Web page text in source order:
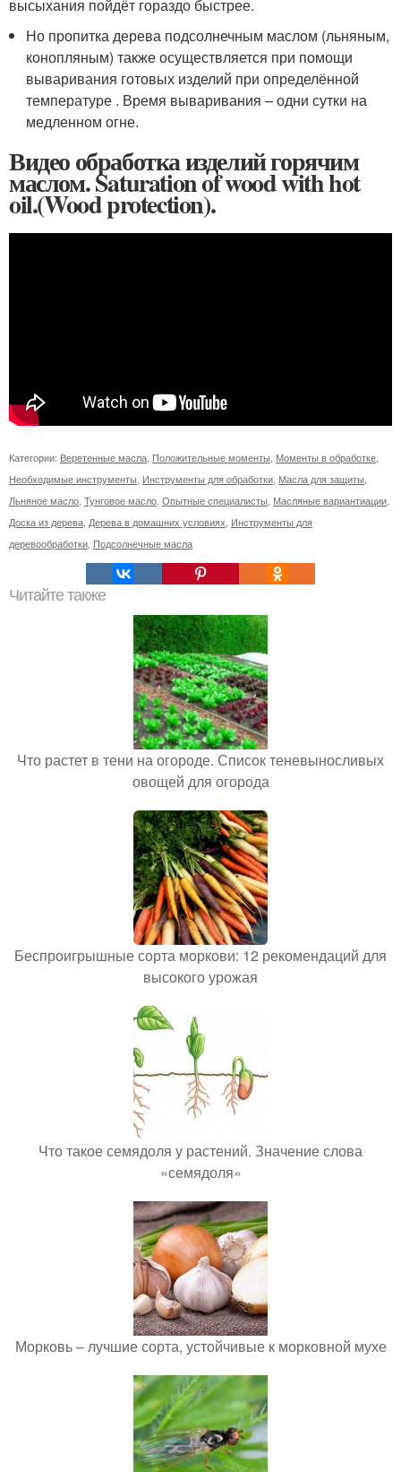
высыхания пойдёт гораздо быстрее.
Но пропитка дерева подсолнечным маслом (льняным,
конопляным) также осуществляется при помощи
вываривания готовых изделий при определённой
температуре . Время вываривания – одни сутки на
медленном огне.
Видео обработка изделий горячим
маслом. Saturation of wood with hot
oil.(Wood protection).
Категории: Веретенные масла Положительные моменты Моменты в обработке
Необходимые инструменты Инструменты для обработки Масла для защиты
Льняное масло Тунговое масло Опытные специалисты Масляные вариантиации
Доска из дерева Дерева в домашних условиях Инструменты для
деревообработки Подсолнечные масла
Читайте также
Что растет в тени на огороде. Список теневыносливых
овощей для огорода
Беспроигрышные сорта моркови: 12 рекомендаций для
высокого урожая
Что такое семядоля у растений. Значение слова
«семядоля»
Морковь – лучшие сорта, устойчивые к морковной мухе